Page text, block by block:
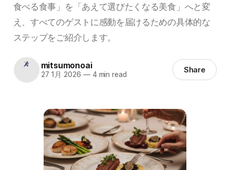
食べる食事」を「あえて選びたくなる美食」へと変
え、すべてのゲストに感動を届けるための具体的な
ステップをご紹介します。
mitsumonoai
27 1月 2026 —4 min read Share